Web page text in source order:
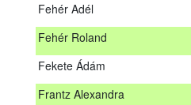
Fehér Adél
Fehér Roland
Fekete Ádám
Frantz Alexandra